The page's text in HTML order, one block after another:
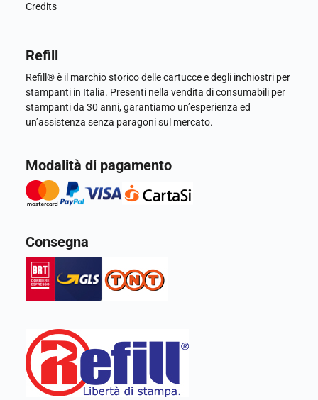
Credits
Refill
Refill® è il marchio storico delle cartucce e degli inchiostri per
stampanti in Italia. Presenti nella vendita di consumabili per
stampanti da 30 anni, garantiamo un’esperienza ed
un’assistenza senza paragoni sul mercato.
Modalità di pagamento
Consegna